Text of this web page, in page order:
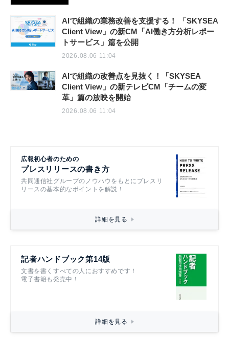
AIで組織の業務改善を支援する！ 「SKYSEA
Client View」の新CM「AI働き方分析レポー
トサービス」篇を公開
2026.08.06 11:04
AIで組織の改善点を見抜く！「SKYSEA
Client View」の新テレビCM「チームの変
革」篇の放映を開始
2026.08.06 11:04
広報初心者のための
プレスリリースの書き方
共同通信社グループのノウハウをもとにプレスリ
リースの基本的なポイントを解説！
詳細を見る
記者ハンドブック第14版
文書を書くすべての人におすすめです！
電子書籍も発売中！
詳細を見る